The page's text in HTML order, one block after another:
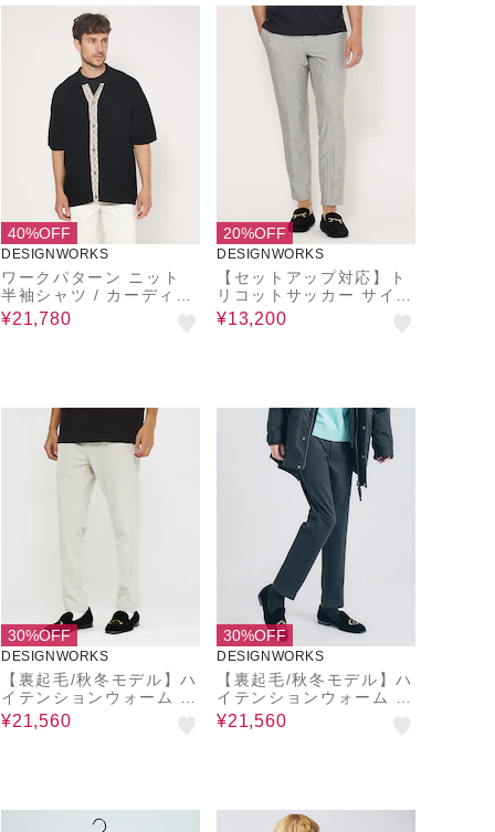
40%OFF
DESIGNWORKS
ワークパターン ニット
半袖シャツ / カーディガ
ン
¥21,780
20%OFF
DESIGNWORKS
【セットアップ対応】ト
リコットサッカー サイド
ゴム スラックス
¥13,200
30%OFF
DESIGNWORKS
【裏起毛/秋冬モデル】ハ
イテンションウォーム ス
リーディメンション パン
ツ
¥21,560
30%OFF
DESIGNWORKS
【裏起毛/秋冬モデル】ハ
イテンションウォーム ス
リーディメンション パン
ツ
¥21,560